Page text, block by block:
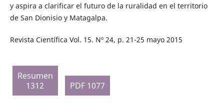
y aspira a clarificar el futuro de la ruralidad en el territorio
de San Dionisio y Matagalpa.
Revista Científica Vol. 15. Nº 24, p. 21-25 mayo 2015
Resumen
1312
PDF 1077